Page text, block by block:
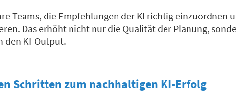
Teams, die Empfehlungen der KI richtig einzuordnen
Das erhöht nicht nur die Qualität der Planung,
den KI-Output.
Schritten zum nachhaltigen KI-Erfolg